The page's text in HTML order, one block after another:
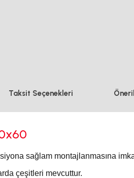
Taksit Seçenekleri
sağlam montajlanmasına
çeşitleri mevcuttur.